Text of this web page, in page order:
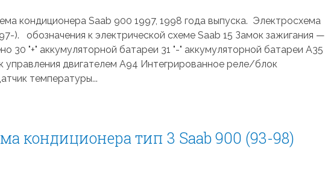
кондиционера Saab 900 1997, 1998 года выпуска. Электросхема
). обозначения к электрической схеме Saab 15 Замок зажигания —
30 "+" аккумуляторной батареи 31 "-" аккумуляторной батареи A35
управления двигателем A94 Интегрированное реле/блок
температуры...
кондиционера тип 3 Saab 900 (93-98)